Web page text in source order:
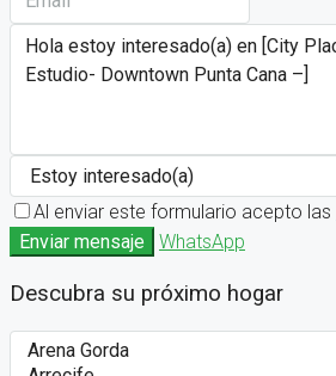
Al enviar este formulario acepto las
Enviar mensaje
WhatsApp
Descubra su próximo hogar